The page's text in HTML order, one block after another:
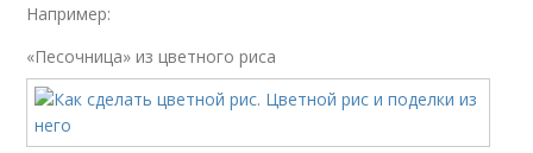
Например:
«Песочница» из цветного риса